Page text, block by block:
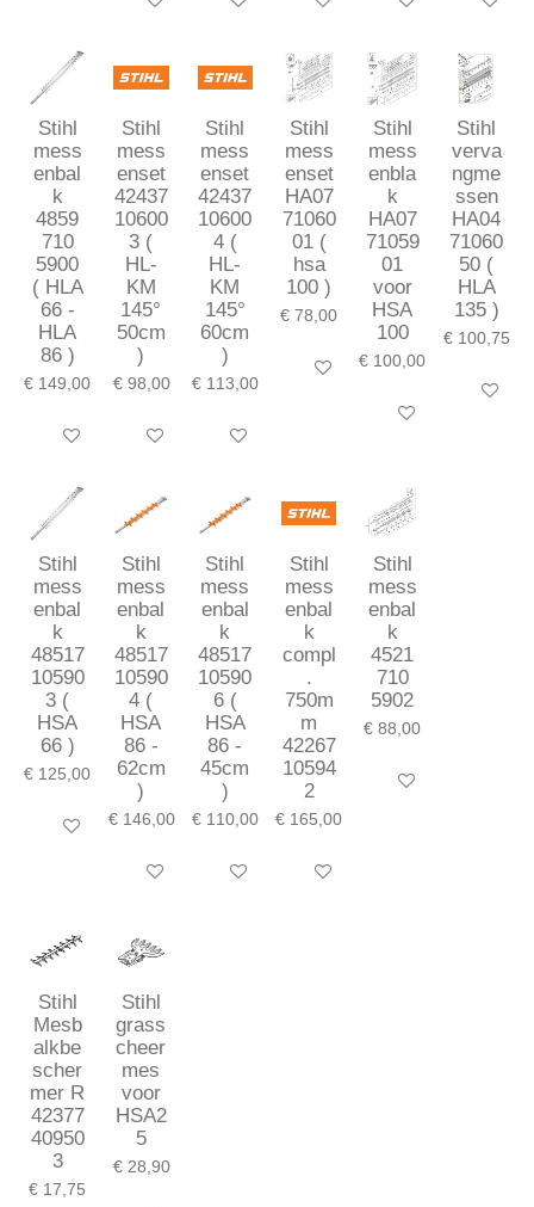
Stihl
mess
enbal
k
4859
710
5900
( HLA
66 -
HLA
86 )
€ 149,00
In winkelwagen
Stihl
mess
enset
42437
10600
3 (
HL-
KM
145°
50cm
)
€ 98,00
In winkelwagen
Stihl
mess
enset
42437
10600
4 (
HL-
KM
145°
60cm
)
€ 113,00
In winkelwagen
Stihl
mess
enset
HA07
71060
01 (
hsa
100 )
€ 78,00
In winkelwagen
Stihl
mess
enbla
k
HA07
71059
01
voor
HSA
100
€ 100,00
In winkelwagen
Stihl
verva
ngme
ssen
HA04
71060
50 (
HLA
135 )
€ 100,75
In
Stihl
mess
enbal
k
48517
10590
3 (
HSA
66 )
€ 125,00
In winkelwagen
Stihl
mess
enbal
k
48517
10590
4 (
HSA
86 -
62cm
)
€ 146,00
In winkelwagen
Stihl
mess
enbal
k
48517
10590
6 (
HSA
86 -
45cm
)
€ 110,00
In winkelwagen
Stihl
mess
enbal
k
compl
.
750m
m
42267
10594
2
€ 165,00
In winkelwagen
Stihl
mess
enbal
k
4521
710
5902
€ 88,00
In winkelwagen
Stihl
Mesb
alkbe
scher
mer R
42377
40950
3
€ 17,75
Stihl
grass
cheer
mes
voor
HSA2
5
€ 28,90